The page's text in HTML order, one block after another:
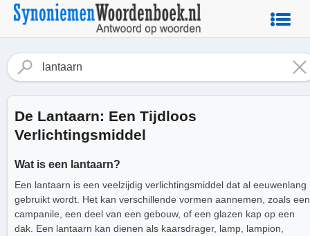
De Lantaarn: Een Tijdloos
Verlichtingsmiddel
Wat is een lantaarn?
Een lantaarn is een veelzijdig verlichtingsmiddel dat al eeuwenlang
gebruikt wordt. Het kan verschillende vormen aannemen, zoals een
campanile, een deel van een gebouw, of een glazen kap op een
dak. Een lantaarn kan dienen als kaarsdrager, lamp, lampion,